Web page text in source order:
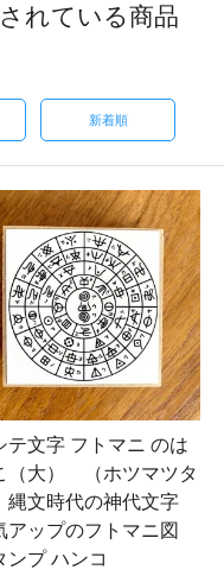
れている商品
新着順
テ文字 フトマニ のは
（大） （ホツマツタ
縄文時代の神代文字
アップのフトマニ図
ンプ ハンコ